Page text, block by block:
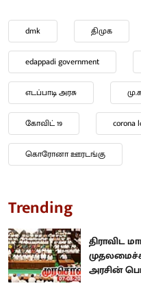
dmk திமுக
edappadi government
எடப்பாடி அரசு
கோவிட் 19 corona
கொரோனா ஊரடங்கு
Trending
திராவிட
அரசின்